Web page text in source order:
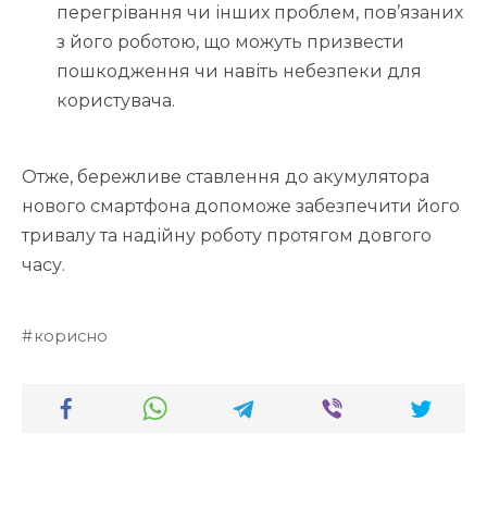
перегрівання чи інших проблем, пов’язаних
з його роботою, що можуть призвести
пошкодження чи навіть небезпеки для
користувача.
Отже, бережливе ставлення до акумулятора
нового смартфона допоможе забезпечити його
тривалу та надійну роботу протягом довгого
часу.
корисно